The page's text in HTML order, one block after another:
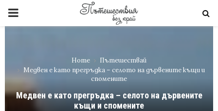
PRIMARY
Home
Пътешествай
Медвен е като прегръдка – селото на дървените къщи и
спомените
Медвен е като прегръдка – селото на дървените
къщи и спомените